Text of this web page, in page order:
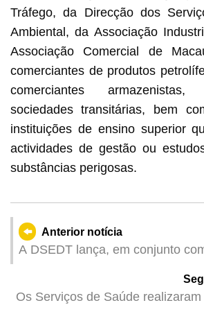
Tráfego, da Direcção dos
Ambiental, da Associação
Associação Comercial de
comerciantes de produtos
comerciantes
sociedades transitárias, bem
instituições de ensino superior
actividades de gestão ou
substâncias perigosas.
Anterior notícia
A DSEDT lança, em conjunto
“Ruas de Ourivesarias no Iao
Os Serviços de Saúde